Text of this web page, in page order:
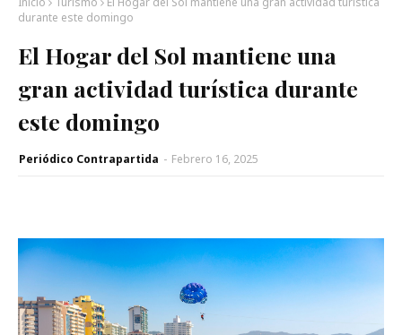
durante este domingo
El Hogar del Sol mantiene una
gran actividad turística durante
este domingo
Periódico Contrapartida - Febrero 16, 2025